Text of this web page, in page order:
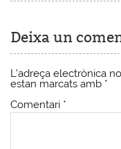
Deixa un
L'adreça electrònica
estan marcats amb *
Comentari *